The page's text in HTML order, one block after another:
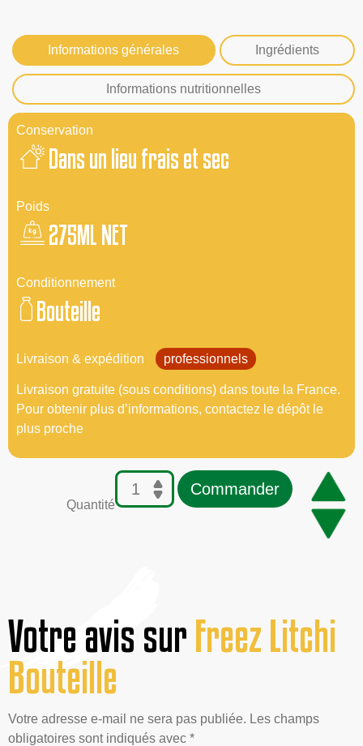
Informations générales Ingrédients
Informations nutritionnelles
Conservation
Dans un lieu frais et sec
Poids
275ML NET
Conditionnement
Bouteille
Livraison & expédition professionnels
Livraison gratuite (sous conditions) dans toute la France.
Pour obtenir plus d’informations, contactez le dépôt le
plus proche
Quantité
Commander
Votre avis surFreez Litchi
Bouteille
Votre adresse e-mail ne sera pas publiée. Les champs
obligatoires sont indiqués avec *